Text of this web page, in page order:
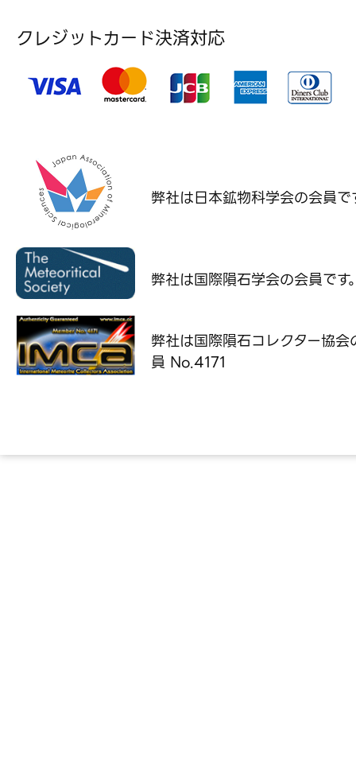
クレジットカード決済対応
弊社は日本鉱物科学会の会員で
弊社は国際隕石学会の会員です
弊社は国際隕石コレクター協会
員 No.4171